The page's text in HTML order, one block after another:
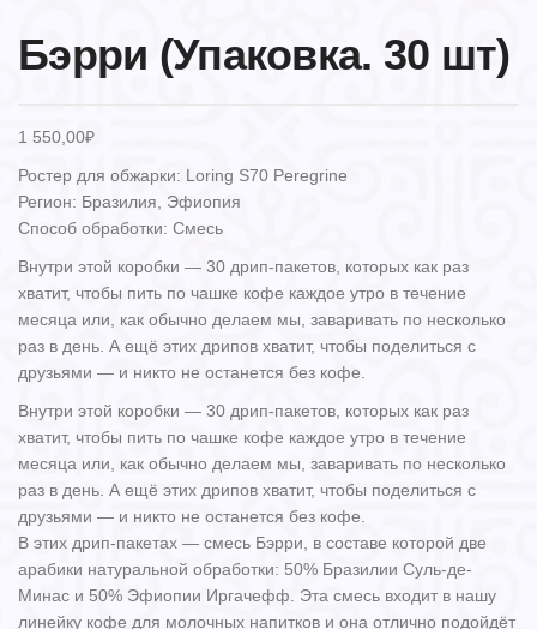
Бэрри (Упаковка. 30 шт)
1 550,00₽
Ростер для обжарки: Loring S70 Peregrine
Регион: Бразилия, Эфиопия
Способ обработки: Смесь
Внутри этой коробки — 30 дрип-пакетов, которых как раз
хватит, чтобы пить по чашке кофе каждое утро в течение
месяца или, как обычно делаем мы, заваривать по несколько
раз в день. А ещё этих дрипов хватит, чтобы поделиться с
друзьями — и никто не останется без кофе.
Внутри этой коробки — 30 дрип-пакетов, которых как раз
хватит, чтобы пить по чашке кофе каждое утро в течение
месяца или, как обычно делаем мы, заваривать по несколько
раз в день. А ещё этих дрипов хватит, чтобы поделиться с
друзьями — и никто не останется без кофе.
В этих дрип-пакетах — смесь Бэрри, в составе которой две
арабики натуральной обработки: 50% Бразилии Суль-де-
Минас и 50% Эфиопии Иргачефф. Эта смесь входит в нашу
линейку кофе для молочных напитков и она отлично подойдёт